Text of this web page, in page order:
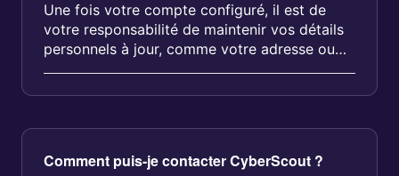
Une fois votre compte configuré, il est de
votre responsabilité de maintenir vos détails
personnels à jour, comme votre adresse ou
numéro de téléphone. Cela aid...
Comment puis-je contacter CyberScout ?